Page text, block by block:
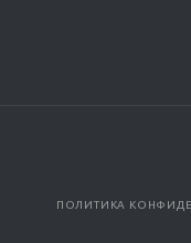
ПОЛИТИКА